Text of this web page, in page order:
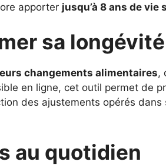
apporter jusqu’à 8 ans de
sa longévité
changements alimentaires,
en ligne, cet outil permet de
des ajustements opérés dans
au quotidien